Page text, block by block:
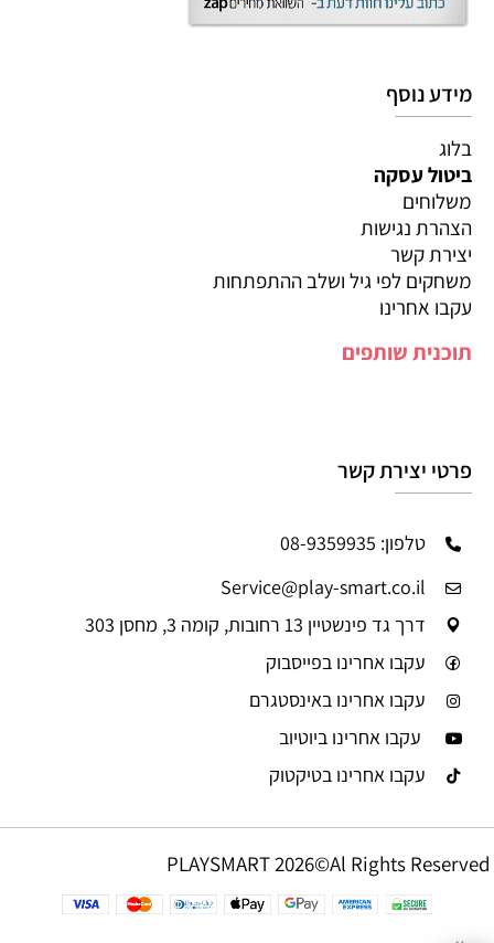
מידע נוסף
בלוג
ביטול עסקה
משלוחים
הצהרת נגישות
יצירת קשר
משחקים לפי גיל ושלב ההתפתחות
עקבו אחרינו
תוכנית שותפים
פרטי יצירת קשר
טלפון: 08-9359935
Service@play-smart.co.il
דרך גד פינשטיין 13 רחובות, קומה 3, מחסן 303
עקבו אחרינו בפייסבוק
עקבו אחרינו באינסטגרם
עקבו אחרינו ביוטיוב
עקבו אחרינו בטיקטוק
PLAYSMART 2026©Al Rights Reserved